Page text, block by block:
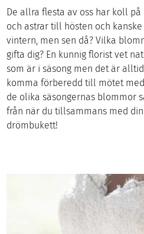
De allra flesta av oss har koll
och astrar till hösten och
vintern, men sen då? Vilka
gifta dig? En kunnig florist vet
som är i säsong men det är
komma förberedd till mötet
de olika säsongernas blommor
från när du tillsammans med
drömbukett!